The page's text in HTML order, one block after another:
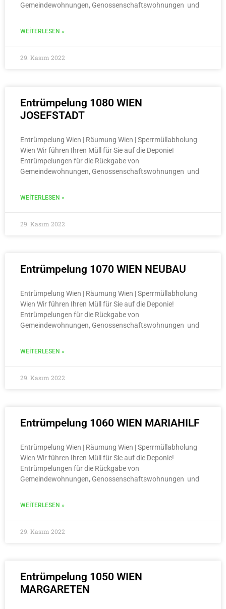
Gemeindewohnungen, Genossenschaftswohnungen und
WEITERLESEN »
29. Kasım 2022
Entrümpelung 1080 WIEN
JOSEFSTADT
Entrümpelung Wien | Räumung Wien | Sperrmüllabholung
Wien Wir führen Ihren Müll für Sie auf die Deponie!
Entrümpelungen für die Rückgabe von
Gemeindewohnungen, Genossenschaftswohnungen und
WEITERLESEN »
29. Kasım 2022
Entrümpelung 1070 WIEN NEUBAU
Entrümpelung Wien | Räumung Wien | Sperrmüllabholung
Wien Wir führen Ihren Müll für Sie auf die Deponie!
Entrümpelungen für die Rückgabe von
Gemeindewohnungen, Genossenschaftswohnungen und
WEITERLESEN »
29. Kasım 2022
Entrümpelung 1060 WIEN MARIAHILF
Entrümpelung Wien | Räumung Wien | Sperrmüllabholung
Wien Wir führen Ihren Müll für Sie auf die Deponie!
Entrümpelungen für die Rückgabe von
Gemeindewohnungen, Genossenschaftswohnungen und
WEITERLESEN »
29. Kasım 2022
Entrümpelung 1050 WIEN
MARGARETEN